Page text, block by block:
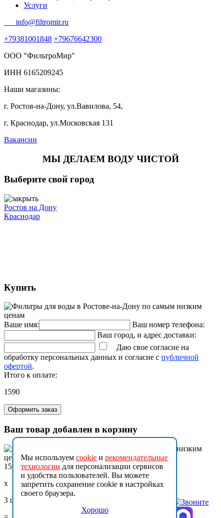
Услуги
info@filtromir.ru
+79381001848 +79676642300
ООО "ФильтроМир"
ИНН 6165209245
Наши магазины:
г. Ростов-на-Дону, ул.Вавилова, 54,
г. Краснодар, ул.Московская 131
Вакансии
МЫ ДЕЛАЕМ ВОДУ ЧИСТОЙ
Выберите свой город
Ростов на Дону
Краснодар
Купить
Ваше имя:
Ваш номер телефона:
Ваш город, и адрес доставки:
Даю свое согласие на
обработку персональных данных и согласие с публичной
офертой.
Итого к оплате:
1590
Оформить заказ
Ваш товар добавлен в корзину
1590
x
3 шт.
Мы используем cookie и рекомендательные
технологии для персонализации сервисов
и удобства пользователей. Вы можете
запретить сохранение cookie в настройках
своего браузера.
Хорошо